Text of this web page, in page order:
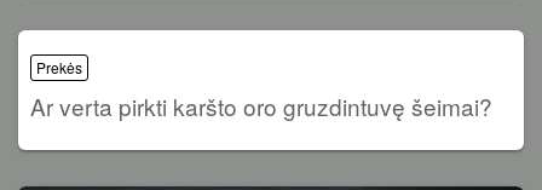
Prekės
Ar verta pirkti karšto oro gruzdintuvę šeimai?